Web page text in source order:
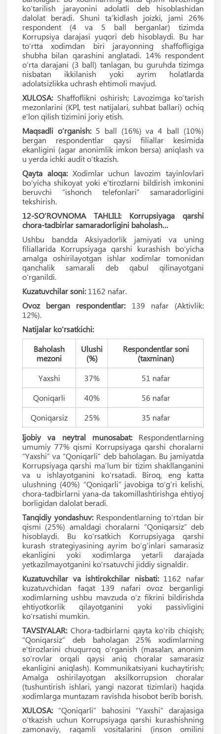
ko‘tarilish jarayonini adolatli deb hisoblashidan
dalolat beradi. Shuni taʼkidlash joizki, jami 26%
respondent (4 va 5 ball berganlar) tizimda
Korrupsiya darajasi yuqori deb hisoblaydi. Bu har
to‘rtta xodimdan biri jarayonning shaffofligiga
shubha bilan qarashini anglatadi. 14% respondent
o‘rta darajani (3 ball) tanlagan, bu guruhda tizimga
nisbatan ikkilanish yoki ayrim holatlarda
adolatsizlikka uchrash ehtimoli mavjud.
XULOSA:Shaffoflikni oshirish; Lavozimga ko‘tarish
mezonlarini (KPI, test natijalari, suhbat ballari) ochiq
eʼlon qilish tizimini joriy etish.
Maqsadli o‘rganish:5 ball (16%) va 4 ball (10%)
bergan respondentlar qaysi filiallar kesimida
ekanligini (agar anonimlik imkon bersa) aniqlash va
u yerda ichki audit o‘tkazish.
Qayta aloqa:Xodimlar uchun lavozim tayinlovlari
bo‘yicha shikoyat yoki eʼtirozlarni bildirish imkonini
beruvchi “ishonch telefonlari” samaradorligini
tekshirish.
12-SO‘ROVNOMA TAHLILI: Korrupsiyaga qarshi
chora-tadbirlar samaradorligini baholash…
Ushbu bandda Aksiyadorlik jamiyati va uning
filiallarida Korrupsiyaga qarshi kurashish bo‘yicha
amalga oshirilayotgan ishlar xodimlar tomonidan
qanchalik samarali deb qabul qilinayotgani
o‘rganildi.
Kuzatuvchilar soni:1162 nafar.
Ovoz bergan respondentlar:139 nafar (Aktivlik:
12%).
Natijalar ko‘rsatkichi:
Baholash
mezoni
Ulushi
(%)
Respondentlar soni
(taxminan)
Yaxshi
37%
51 nafar
Qoniqarli
40%
56 nafar
Qoniqarsiz
25%
35 nafar
Ijobiy va neytral munosabat:Respondentlarning
umumiy 77% qismi Korrupsiyaga qarshi choralarni
“Yaxshi” va “Qoniqarli” deb baholagan. Bu jamiyatda
Korrupsiyaga qarshi maʼlum bir tizim shakllanganini
va u ishlayotganini ko‘rsatadi. Biroq, eng katta
ulushning (40%) “Qoniqarli” javobiga to‘g‘ri kelishi,
chora-tadbirlarni yana-da takomillashtirishga ehtiyoj
borligidan dalolat beradi.
Tanqidiy yondashuv:Respondentlarning to‘rtdan bir
qismi (25%) amaldagi choralarni “Qoniqarsiz” deb
hisoblaydi. Bu ko‘rsatkich Korrupsiyaga qarshi
kurash strategiyasining ayrim bo‘g‘inlari samarasiz
ekanligini yoki xodimlarga yetarli darajada
yetkazilmayotganini ko‘rsatuvchi jiddiy signaldir.
Kuzatuvchilar va ishtirokchilar nisbati:1162 nafar
kuzatuvchidan faqat 139 nafari ovoz berganligi
xodimlarning ushbu mavzuda o‘z fikrini bildirishda
ehtiyotkorlik qilayotganini yoki passivligini
ko‘rsatishi mumkin.
TAVSIYALAR: Chora-tadbirlarni qayta ko‘rib chiqish;
“Qoniqarsiz” deb baholagan 25% xodimlarning
eʼtirozlarini chuqurroq o‘rganish (masalan, anonim
so‘rovlar orqali qaysi aniq choralar samarasiz
ekanligini aniqlash). Kommunikatsiyani kuchaytirish;
Amalga oshirilayotgan aksilkorrupsion choralar
(tushuntirish ishlari, yangi nazorat tizimlari) haqida
xodimlarga muntazam ravishda hisobot berib borish.
XULOSA:“Qoniqarli” bahosini “Yaxshi” darajasiga
o‘tkazish uchun Korrupsiyaga qarshi kurashishning
zamonaviy, raqamli vositalarini (inson omilini